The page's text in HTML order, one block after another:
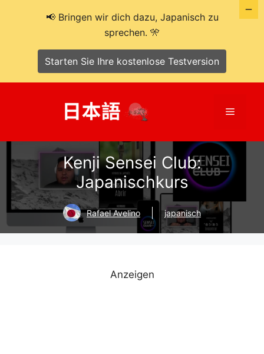
Menü
Kenji Sensei Club:
Japanischkurs
Rafael Avelino japanisch
Anzeigen
📢 Bringen wir dich dazu, Japanisch zu
sprechen. 🎌
Starten Sie Ihre kostenlose Testversion